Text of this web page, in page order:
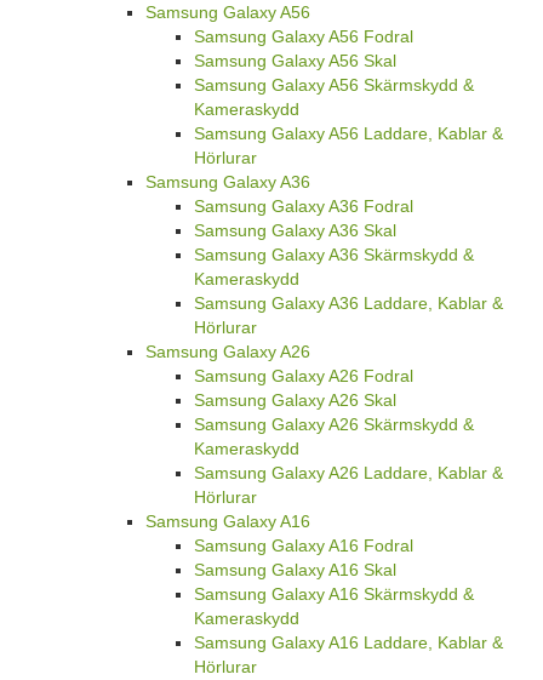
Samsung Galaxy A56
Samsung Galaxy A56 Fodral
Samsung Galaxy A56 Skal
Samsung Galaxy A56 Skärmskydd &
Kameraskydd
Samsung Galaxy A56 Laddare, Kablar &
Hörlurar
Samsung Galaxy A36
Samsung Galaxy A36 Fodral
Samsung Galaxy A36 Skal
Samsung Galaxy A36 Skärmskydd &
Kameraskydd
Samsung Galaxy A36 Laddare, Kablar &
Hörlurar
Samsung Galaxy A26
Samsung Galaxy A26 Fodral
Samsung Galaxy A26 Skal
Samsung Galaxy A26 Skärmskydd &
Kameraskydd
Samsung Galaxy A26 Laddare, Kablar &
Hörlurar
Samsung Galaxy A16
Samsung Galaxy A16 Fodral
Samsung Galaxy A16 Skal
Samsung Galaxy A16 Skärmskydd &
Kameraskydd
Samsung Galaxy A16 Laddare, Kablar &
Hörlurar